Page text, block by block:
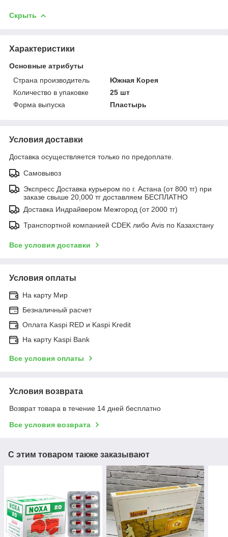
Скрыть
Характеристики
Основные атрибуты
Страна производитель
Южная Корея
Количество в упаковке
25 шт
Форма выпуска
Пластырь
Условия доставки
Доставка осуществляется только по предоплате.
Самовывоз
Экспресс Доставка курьером по г. Астана (от 800 тг) при
заказе свыше 20,000 тг доставляем БЕСПЛАТНО
Доставка Индрайвером Межгород (от 2000 тг)
Транспортной компанией CDEK либо Avis по Казахстану
Все условия доставки
Условия оплаты
На карту Мир
Безналичный расчет
Оплата Kaspi RED и Kaspi Kredit
На карту Kaspi Bank
Все условия оплаты
Условия возврата
Возврат товара в течение 14 дней бесплатно
Все условия возврата
С этим товаром также заказывают